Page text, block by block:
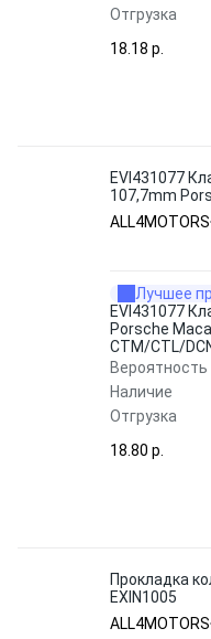
Отгрузка
18.18 p.
EVI431077
107,7mm
3,0/3,6L
ALL4MOTORS
ALL4MOTORS
Лучшее
EVI431077
Porsche
CTM/CTL/
Вероятность
Наличие
Отгрузка
18.80 p.
Прокладка
EXIN1005
ALL4MOTORS